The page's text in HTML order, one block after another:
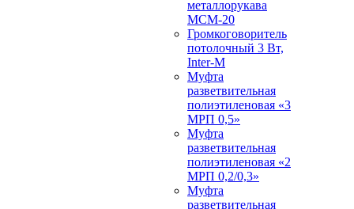
металлорукава
МСМ-20
Громкоговоритель
потолочный 3 Вт,
Inter-M
Муфта
разветвительная
полиэтиленовая «3
МРП 0,5»
Муфта
разветвительная
полиэтиленовая «2
МРП 0,2/0,3»
Муфта
разветвительная